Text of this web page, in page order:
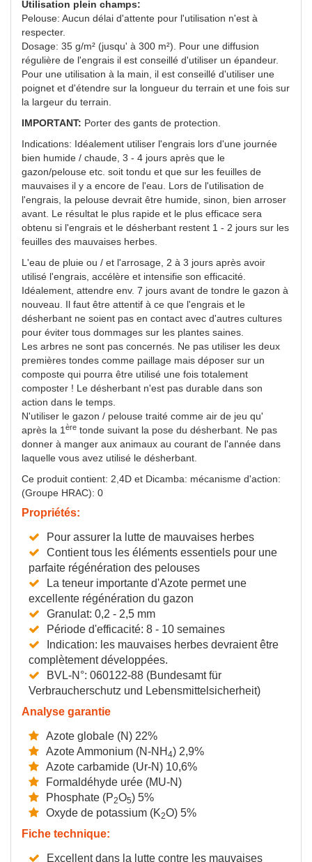
Utilisation plein champs:
Pelouse: Aucun délai d'attente pour l'utilisation n'est à
respecter.
Dosage: 35 g/m² (jusqu' à 300 m²). Pour une diffusion
régulière de l'engrais il est conseillé d'utiliser un épandeur.
Pour une utilisation à la main, il est conseillé d'utiliser une
poignet et d'étendre sur la longueur du terrain et une fois sur
la largeur du terrain.
IMPORTANT: Porter des gants de protection.
Indications: Idéalement utiliser l'engrais lors d'une journée
bien humide / chaude, 3 - 4 jours après que le
gazon/pelouse etc. soit tondu et que sur les feuilles de
mauvaises il y a encore de l'eau. Lors de l'utilisation de
l'engrais, la pelouse devrait être humide, sinon, bien arroser
avant. Le résultat le plus rapide et le plus efficace sera
obtenu si l'engrais et le désherbant restent 1 - 2 jours sur les
feuilles des mauvaises herbes.
L'eau de pluie ou / et l'arrosage, 2 à 3 jours après avoir
utilisé l'engrais, accélère et intensifie son efficacité.
Idéalement, attendre env. 7 jours avant de tondre le gazon à
nouveau. Il faut être attentif à ce que l'engrais et le
désherbant ne soient pas en contact avec d'autres cultures
pour éviter tous dommages sur les plantes saines.
Les arbres ne sont pas concernés. Ne pas utiliser les deux
premières tondes comme paillage mais déposer sur un
composte qui pourra être utilisé une fois totalement
composter ! Le désherbant n'est pas durable dans son
action dans le temps.
N'utiliser le gazon / pelouse traité comme air de jeu qu'
après la 1ère tonde suivant la pose du désherbant. Ne pas
donner à manger aux animaux au courant de l'année dans
laquelle vous avez utilisé le désherbant.
Ce produit contient: 2,4D et Dicamba: mécanisme d'action:
(Groupe HRAC): 0
Propriétés:
Pour assurer la lutte de mauvaises herbes
Contient tous les éléments essentiels pour une
parfaite régénération des pelouses
La teneur importante d'Azote permet une
excellente régénération du gazon
Granulat: 0,2 - 2,5 mm
Période d'efficacité: 8 - 10 semaines
Indication: les mauvaises herbes devraient être
complètement développées.
BVL-N°: 060122-88 (Bundesamt für
Verbraucherschutz und Lebensmittelsicherheit)
Analyse garantie
Azote globale (N) 22%
Azote Ammonium (N-NH 4) 2,9%
Azote carbamide (Ur-N) 10,6%
Formaldéhyde urée (MU-N)
Phosphate (P2O5) 5%
Oxyde de potassium (K2O) 5%
Fiche technique:
Excellent dans la lutte contre les mauvaises